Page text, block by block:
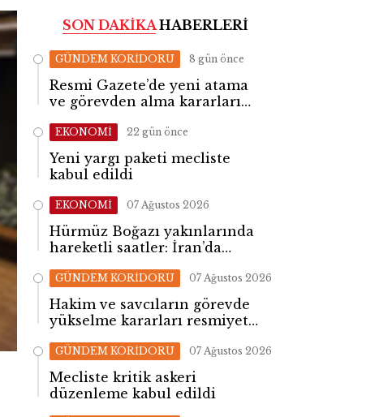
SON DAKİKAHABERLERİ
GÜNDEM KORİDORU 8 gün önce
Resmi Gazete’de yeni atama
ve görevden alma kararları
EKONOMİ 22 gün önce
Yeni yargı paketi mecliste
kabul edildi
EKONOMİ 07 Ağustos 2026
Hürmüz Boğazı yakınlarında
hareketli saatler: İran’da
GÜNDEM KORİDORU 07 Ağustos 2026
Hakim ve savcıların görevde
yükselme kararları resmiyet
GÜNDEM KORİDORU 07 Ağustos 2026
Mecliste kritik askeri
düzenleme kabul edildi